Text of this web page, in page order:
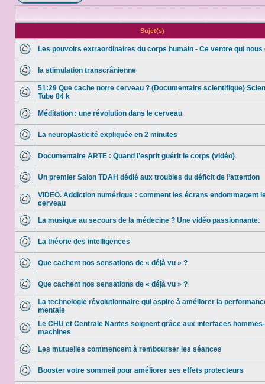
Sujet(s)
Les pouvoirs extraordinaires du corps humain - Ce ventre qui nous
la stimulation transcrânienne
51:29 Que cache notre cerveau ? (Documentaire scientifique)
Tube 84 k
Méditation : une révolution dans le cerveau
La neuroplasticité expliquée en 2 minutes
Documentaire ARTE : Quand l’esprit guérit le corps (vidéo)
Un premier Salon TDAH dédié aux troubles du déficit de l’attention
VIDEO. Addiction numérique : comment les écrans endommagent
cerveau
La musique au secours de la médecine ? Une vidéo passionnante.
La théorie des intelligences
Que cachent nos sensations de « déjà vu » ?
Que cachent nos sensations de « déjà vu » ?
La technologie révolutionnaire qui aspire à améliorer la
mentale
Le CHU et Centrale Nantes soignent grâce aux interfaces hommes-
machines
Les mutuelles commencent à rembourser les séances
Booster votre sommeil pour améliorer ses effets protecteurs